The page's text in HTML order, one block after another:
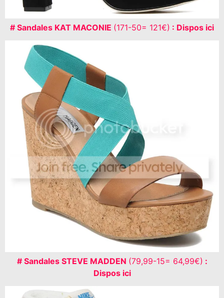
# Sandales KAT MACONIE (171-50= 121€) : Dispos ici
# Sandales STEVE MADDEN (79,99-15= 64,99€) :
Dispos ici